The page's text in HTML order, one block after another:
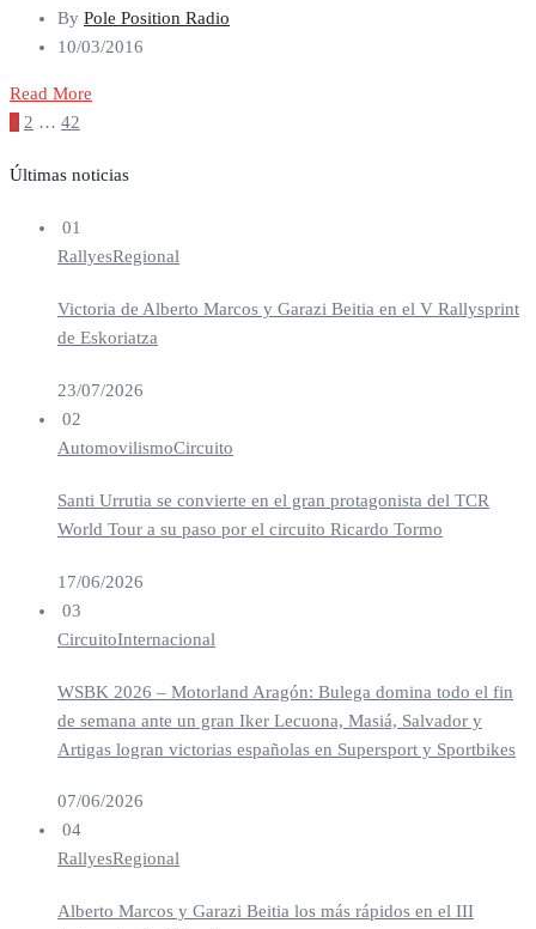
By Pole Position Radio
10/03/2016
Read More
Paginación
entradas
1 2 … 42
Últimas noticias
01
RallyesRegional
Victoria de Alberto Marcos y Garazi Beitia en el V Rallysprint
de Eskoriatza
23/07/2026
02
AutomovilismoCircuito
Santi Urrutia se convierte en el gran protagonista del TCR
World Tour a su paso por el circuito Ricardo Tormo
17/06/2026
03
CircuitoInternacional
WSBK 2026 – Motorland Aragón: Bulega domina todo el fin
de semana ante un gran Iker Lecuona, Masiá, Salvador y
Artigas logran victorias españolas en Supersport y Sportbikes
07/06/2026
04
RallyesRegional
Alberto Marcos y Garazi Beitia los más rápidos en el III